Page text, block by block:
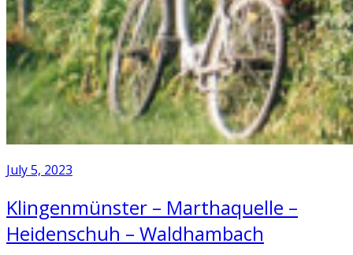
July 5, 2023
Klingenmünster – Marthaquelle –
Heidenschuh – Waldhambach